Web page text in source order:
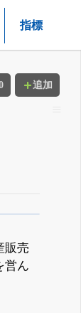
指標
追加
販売
営ん